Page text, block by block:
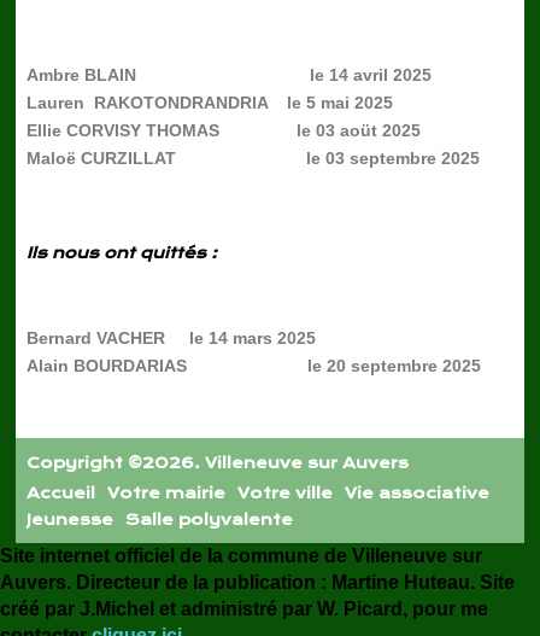
Ambre BLAIN le 14 avril 2025
Lauren RAKOTONDRANDRIA le 5 mai 2025
Ellie CORVISY THOMAS le 03 aoüt 2025
Maloë CURZILLAT le 03 septembre 2025
Ils nous ont quittés :
Bernard VACHER le 14 mars 2025
Alain BOURDARIAS le 20 septembre 2025
Copyright ©2026. Villeneuve sur Auvers
Accueil
Votre mairie Votre ville
Vie associative
Jeunesse
Salle polyvalente
Site internet officiel de la commune de Villeneuve sur
Auvers. Directeur de la publication : Martine Huteau. Site
créé par J.Michel et administré par W. Picard, pour me